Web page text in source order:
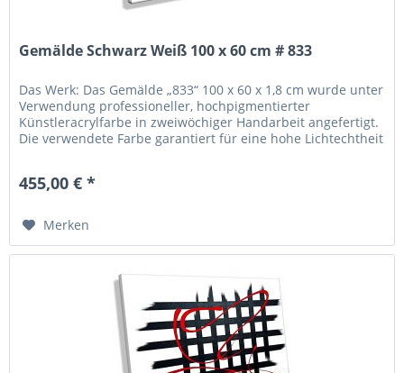
Gemälde Schwarz Weiß 100 x 60 cm # 833
Das Werk: Das Gemälde „833“ 100 x 60 x 1,8 cm wurde unter
Verwendung professioneller, hochpigmentierter
Künstleracrylfarbe in zweiwöchiger Handarbeit angefertigt.
Die verwendete Farbe garantiert für eine hohe Lichtechtheit
455,00 € *
Merken